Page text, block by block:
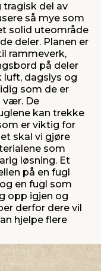
tragisk del av
så mye som
solid uteområde
deler. Planen er
rammeverk,
på deler
luft, dagslys og
som de er
vær. De
kan trekke
er viktig for
skal vi gjøre
som
løsning. Et
på en fugl
en fugl som
opp igjen og
derfor dere vil
hjelpe flere